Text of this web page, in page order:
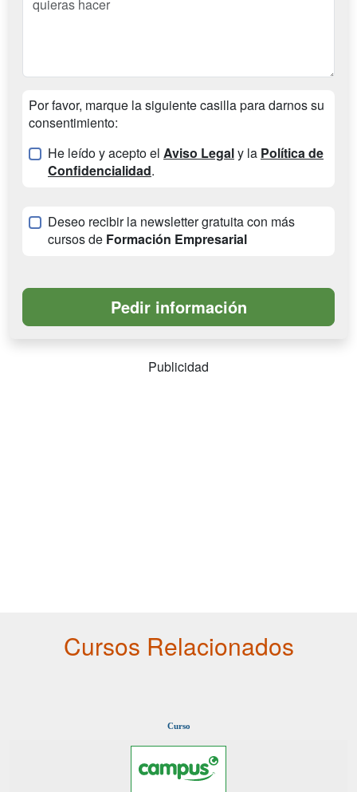
Por favor, marque la siguiente casilla para darnos su
consentimiento:
He leído y acepto el Aviso Legaly la Política de
Confidencialidad.
Deseo recibir la newsletter gratuita con más
cursos de Formación Empresarial
Publicidad
Cursos Relacionados
Curso